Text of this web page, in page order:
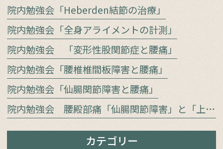
院内勉強会「Heberden結節の治療」
院内勉強会「全身アライメントの計測」
院内勉強会 「変形性股関節症と腰痛」
院内勉強会「腰椎椎間板障害と腰痛」
院内勉強会「仙腸関節障害と腰痛」
院内勉強会 腰殿部痛「仙腸関節障害」と「上殿皮神経／中殿皮神経障害」をどう見極めるか
カテゴリー